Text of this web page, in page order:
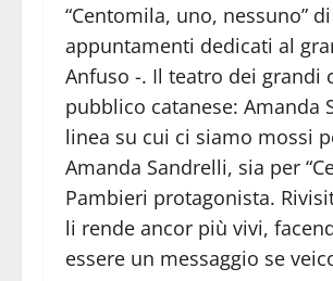
“Centomila, uno, nessuno”
appuntamenti dedicati al
Anfuso -. Il teatro dei grandi
pubblico catanese: Amanda
linea su cui ci siamo mossi
Amanda Sandrelli, sia per
Pambieri protagonista.
li rende ancor più vivi,
essere un messaggio se